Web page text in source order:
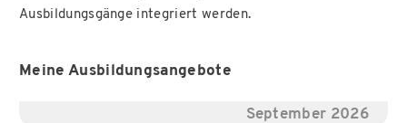
Ausbildungsgänge integriert werden.
Meine Ausbildungsangebote
September 2026